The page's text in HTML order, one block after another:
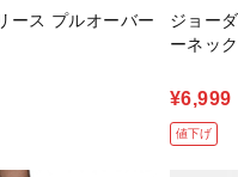
ース プルオーバー
ジョー
ーネッ
¥6,999
値下げ